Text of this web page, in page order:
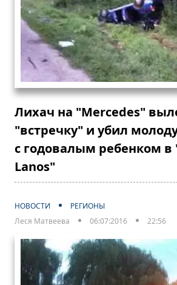
Лихач на "Mercedes"
"встречку" и убил
с годовалым ребенком в
Lanos"
НОВОСТИ
РЕГИОНЫ
Леся Матвеева
06:07:2016 22:56